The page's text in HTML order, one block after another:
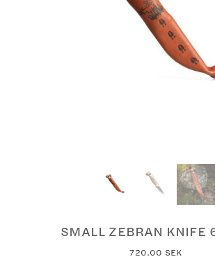
SMALL ZEBRAN KNIFE
720.00 SEK